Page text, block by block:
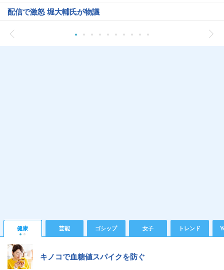
配信で激怒 堀大輔氏が物議
健康 芸能 ゴシップ 女子 トレンド
キノコで血糖値スパイクを防ぐ